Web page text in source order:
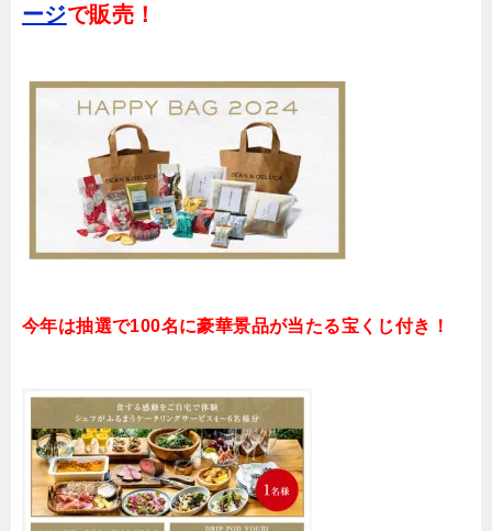
ージで販売！
今年は抽選で100名に豪華景品が当たる宝くじ付き！